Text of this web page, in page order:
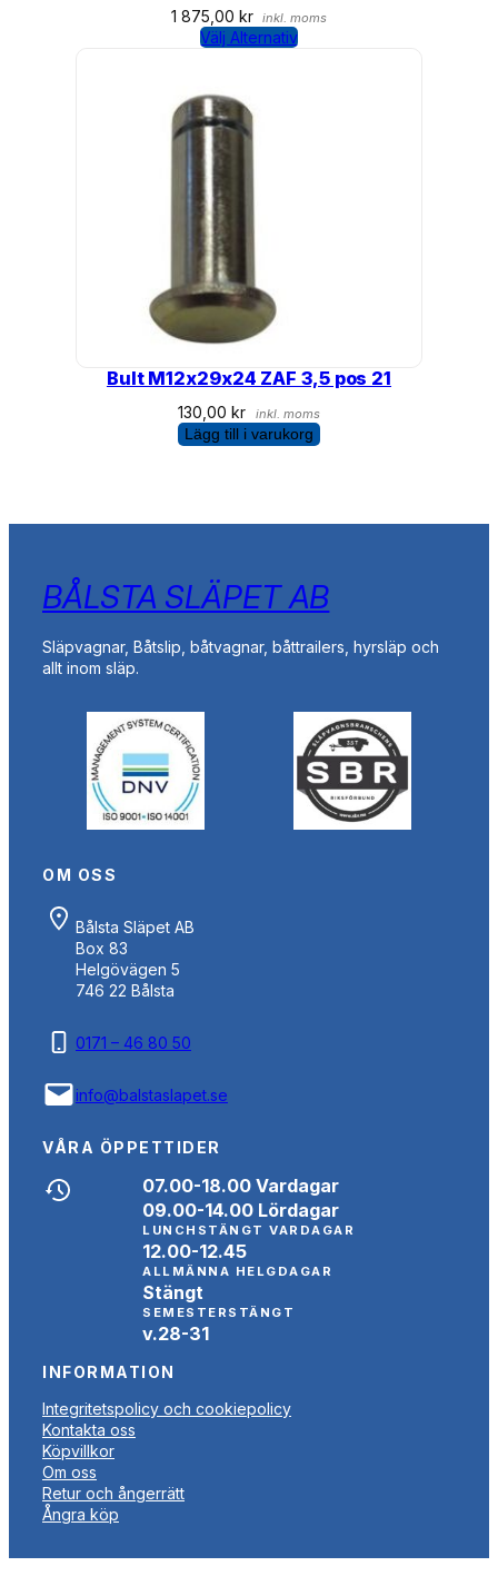
1 875,00 kr inkl. moms
Välj Alternativ
Bult M12x29x24 ZAF 3,5 pos 21
130,00kr inkl. moms
Lägg till i varukorg
BÅLSTA SLÄPET AB
Släpvagnar, Båtslip, båtvagnar, båttrailers, hyrsläp och
allt inom släp.
OM OSS
Bålsta Släpet AB
Box 83
Helgövägen 5
746 22 Bålsta
0171 – 46 80 50
info@balstaslapet.se
VÅRA ÖPPETTIDER
07.00-18.00 Vardagar
09.00-14.00 Lördagar
LUNCHSTÄNGT VARDAGAR
12.00-12.45
ALLMÄNNA HELGDAGAR
Stängt
SEMESTERSTÄNGT
v.28-31
INFORMATION
Integritetspolicy och cookiepolicy
Kontakta oss
Köpvillkor
Om oss
Retur och ångerrätt
Ångra köp